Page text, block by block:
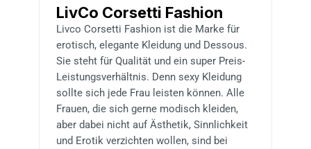
LivCo Corsetti Fashion
Livco Corsetti Fashion ist die Marke für
erotisch, elegante Kleidung und Dessous.
Sie steht für Qualität und ein super Preis-
Leistungsverhältnis. Denn sexy Kleidung
sollte sich jede Frau leisten können. Alle
Frauen, die sich gerne modisch kleiden,
aber dabei nicht auf Ästhetik, Sinnlichkeit
und Erotik verzichten wollen, sind bei